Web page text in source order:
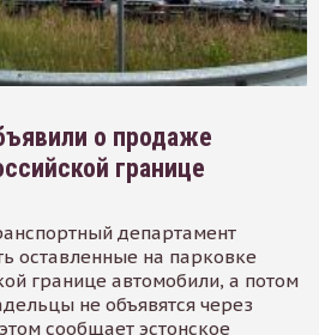
о продаже
границе
департамент
оставленные на парковке
границе автомобили, а потом
не объявятся через
сообщает эстонское